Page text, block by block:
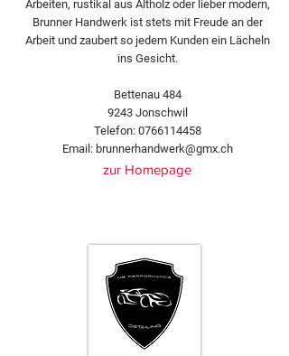
Arbeiten, rustikal aus Altholz oder lieber modern,
Brunner Handwerk ist stets mit Freude an der
Arbeit und zaubert so jedem Kunden ein Lächeln
ins Gesicht.
Bettenau 484
9243 Jonschwil
Telefon: 0766114458
Email: brunnerhandwerk@gmx.ch
zur Homepage